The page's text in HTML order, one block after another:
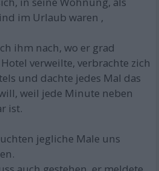
im Urlaub waren ,
ihm nach, wo er grad
verweilte, verbrachte zich
und dachte jedes Mal das
weil jede Minute neben
ist.
jegliche Male uns